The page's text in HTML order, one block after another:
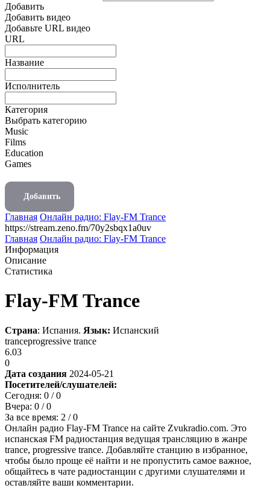
Добавить
Добавить видео
Добавьте URL видео
URL
Название
Исполнитель
Категория
Выбрать категорию
Music
Films
Education
Games
Добавить
Главная Онлайн радио: Flay-FM Trance
https://stream.zeno.fm/70y2sbqx1a0uv
Главная Онлайн радио: Flay-FM Trance
Информация
Описание
Статистика
Flay-FM Trance
Страна: Испания. Язык: Испанский
tranceprogressive trance
6.03
0
Дата создания 2024-05-21
Посетителей/слушателей:
Сегодня: 0 / 0
Вчера: 0 / 0
За все время: 2 / 0
Онлайн радио Flay-FM Trance на сайте Zvukradio.com. Это
испанская FM радиостанция ведущая трансляцию в жанре
trance, progressive trance. Добавляйте станцию в избранное,
чтобы было проще её найти и не пропустить самое важное,
общайтесь в чате радиостанции с другими слушателями и
оставляйте ваши комментарии.